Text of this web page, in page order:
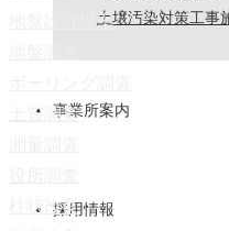
土壌汚染対策工事
事業所案内
採用情報
地盤設計提案
土質調査
柱状改良